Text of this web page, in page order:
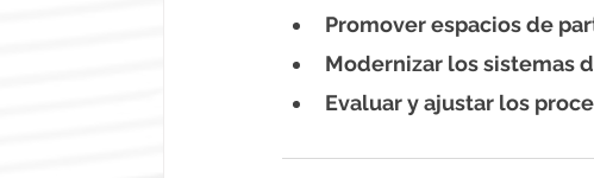
Promover espacios de
Modernizar los sistemas
Evaluar y ajustar los